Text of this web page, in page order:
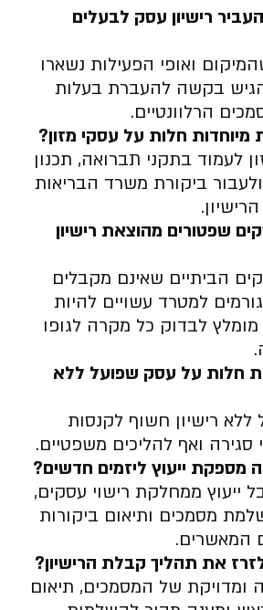
רישיון עסק לבעלים
ואופי הפעילות נשארו
בקשה להעברת בעלות
הרלוונטיים.
מיוחדות חלות על עסקי מזון?
לעמוד בתקני תברואה, תכנון
ביקורת משרד הבריאות
שפטורים מהוצאת רישיון
הביתיים שאינם מקבלים
למטרד עשויים להיות
מומלץ לבדוק כל מקרה לגופו
חלות על עסק שפועל ללא
רישיון חשוף לקנסות
סגירה ואף להליכים משפטיים.
מספקת ייעוץ ליזמים חדשים?
ייעוץ ממחלקת רישוי עסקים,
מסמכים ותיאום ביקורות
המאשרים.
את תהליך קבלת הרישיון?
ומדויקת של המסמכים, תיאום